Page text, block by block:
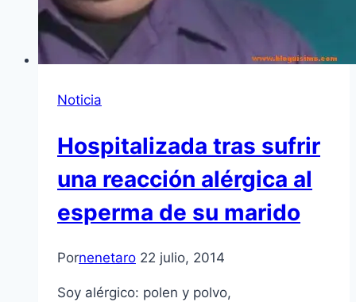
Noticia
Hospitalizada tras sufrir
una reacción alérgica al
esperma de su marido
Pornenetaro 22 julio, 2014
Soy alérgico: polen y polvo,